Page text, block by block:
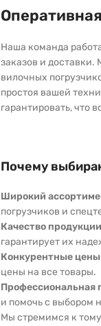
Наша команда
заказов и
вилочных
простоя вашей
гарантировать, что
Почему
Широкий
погрузчиков и
Качество продукции
гарантирует их
Конкурентные цены
цены на все товары.
Профессиональная
и помочь с выбором
Мы стремимся к